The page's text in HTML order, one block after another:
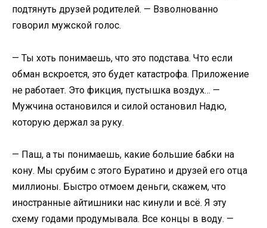
подтянуть друзей родителей. — Взволнованно
говорил мужской голос.​
​— Ты хоть понимаешь, что это подстава. Что если
обман вскроется, это будет катастрофа. Приложение
не работает. Это фикция, пустышка воздух… —
Мужчина остановился и силой остановил Надю,
которую держал за руку.​
​— Паш, а ты понимаешь, какие большие бабки на
кону. Мы срубим с этого Буратино и друзей его отца
миллионы. Быстро отмоем деньги, скажем, что
иностранные айтишники нас кинули и всё. Я эту
схему годами продумывала. Все концы в воду. —